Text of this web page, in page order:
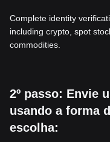
Complete identity
including crypto, spot
commodities.
2º passo: Envie
usando a forma
escolha: